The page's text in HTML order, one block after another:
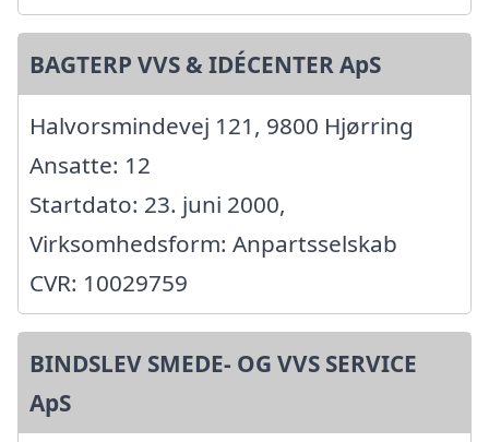
BAGTERP VVS & IDÉCENTER ApS
Halvorsmindevej 121, 9800 Hjørring
Ansatte: 12
Startdato: 23. juni 2000,
Virksomhedsform: Anpartsselskab
CVR: 10029759
BINDSLEV SMEDE- OG VVS SERVICE
ApS